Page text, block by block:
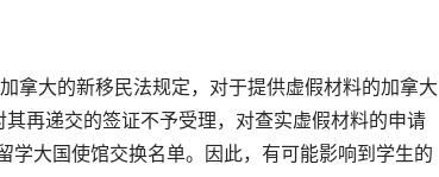
大的新移民法规定，对于提供虚假材料的加拿大
再递交的签证不予受理，对查实虚假材料的申请
学大国使馆交换名单。因此，有可能影响到学生的